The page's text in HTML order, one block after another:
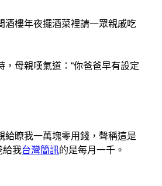
樓年夜擺酒菜裡請一眾親戚吃
母親嘆氣道：“你爸爸早有設定
瞭我一萬塊零用錢，聲稱這是
給我台灣簡訊的是每月一千。